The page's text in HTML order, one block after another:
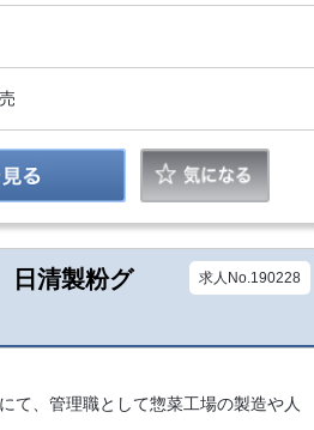
日清製粉グ
求人No.190228
て、管理職として惣菜工場の製造や人